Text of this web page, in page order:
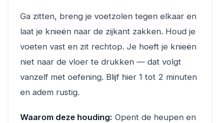
Ga zitten, breng je voetzolen tegen elkaar en
laat je knieën naar de zijkant zakken. Houd je
voeten vast en zit rechtop. Je hoeft je knieën
niet naar de vloer te drukken — dat volgt
vanzelf met oefening. Blijf hier 1 tot 2 minuten
en adem rustig.
Waarom deze houding: Opent de heupen en